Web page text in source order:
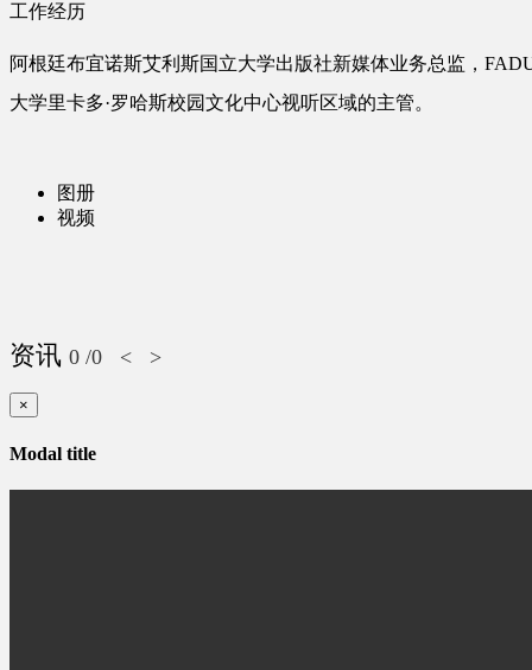
工作经历
阿根廷布宜诺斯艾利斯国立大学出版社新媒体业务总监，
大学里卡多·罗哈斯校园文化中心视听区域的主管。
图册
视频
资讯 0 /0 < >
×
Modal title